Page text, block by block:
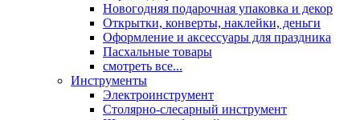
Новогодняя подарочная упаковка и декор
Открытки, конверты, наклейки, деньги
Оформление и аксессуары для праздника
Пасхальные товары
смотреть все...
Инструменты
Электроинструмент
Столярно-слесарный инструмент